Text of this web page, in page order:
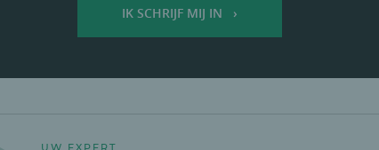
IK SCHRIJF MIJ IN
UW EXPERT